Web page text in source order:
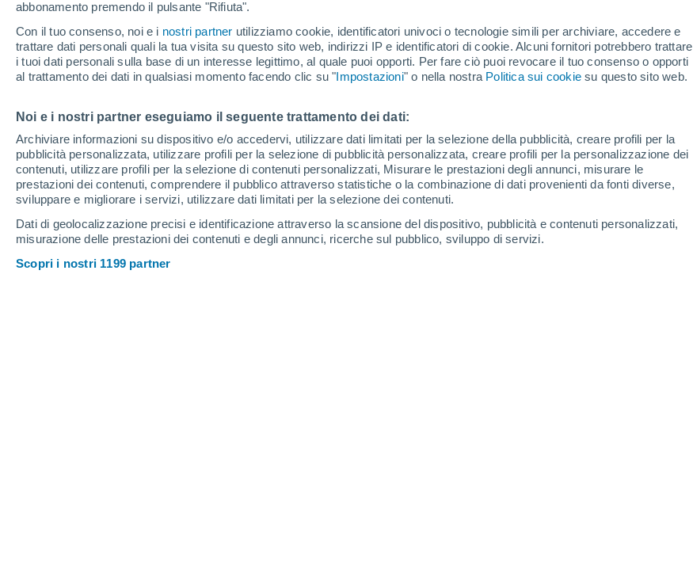
abbonamento premendo il pulsante "Rifiuta".
Con il tuo consenso, noi e i nostri partner utilizziamo cookie, identificatori univoci o tecnologie simili per archiviare, accedere e
trattare dati personali quali la tua visita su questo sito web, indirizzi IP e identificatori di cookie. Alcuni fornitori potrebbero trattare
i tuoi dati personali sulla base di un interesse legittimo, al quale puoi opporti. Per fare ciò puoi revocare il tuo consenso o opporti
al trattamento dei dati in qualsiasi momento facendo clic su "Impostazioni" o nella nostra Politica sui cookie su questo sito web.
Noi e i nostri partner eseguiamo il seguente trattamento dei dati:
Archiviare informazioni su dispositivo e/o accedervi, utilizzare dati limitati per la selezione della pubblicità, creare profili per la
pubblicità personalizzata, utilizzare profili per la selezione di pubblicità personalizzata, creare profili per la personalizzazione dei
contenuti, utilizzare profili per la selezione di contenuti personalizzati, Misurare le prestazioni degli annunci, misurare le
prestazioni dei contenuti, comprendere il pubblico attraverso statistiche o la combinazione di dati provenienti da fonti diverse,
sviluppare e migliorare i servizi, utilizzare dati limitati per la selezione dei contenuti.
Dati di geolocalizzazione precisi e identificazione attraverso la scansione del dispositivo, pubblicità e contenuti personalizzati,
misurazione delle prestazioni dei contenuti e degli annunci, ricerche sul pubblico, sviluppo di servizi.
Scopri i nostri 1199 partner
24°
Chabarovsk
9°
24°
9°
Im. Poliny
24°
11°
Komsomolsk-
on-Amur
8°
Nikolaevsk-
on-Amur
21°
11°
Vanino